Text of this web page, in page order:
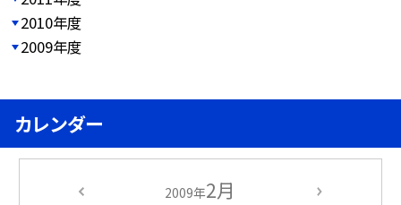
2010年度
2009年度
カレンダー
2009年2月